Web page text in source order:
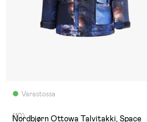
Varastossa
(10)
Nordbjørn Ottowa Talvitakki, Space